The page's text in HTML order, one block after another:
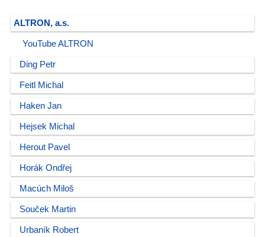
ALTRON, a.s.
YouTube ALTRON
Ding Petr
Feitl Michal
Haken Jan
Hejsek Michal
Herout Pavel
Horák Ondřej
Macúch Miloš
Souček Martin
Urbaník Robert